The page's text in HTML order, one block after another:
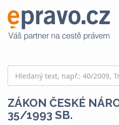
ZÁKON ČESKÉ
35/1993 SB.